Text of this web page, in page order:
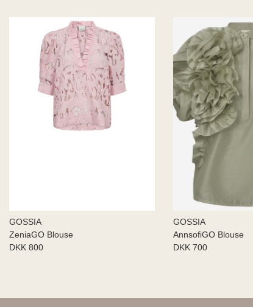
GOSSIA
ZeniaGO Blouse
DKK 800
GOSSIA
AnnsofiGO Blouse
DKK 700